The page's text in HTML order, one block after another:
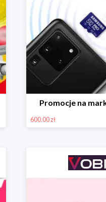
Promocje na
600.00 zł